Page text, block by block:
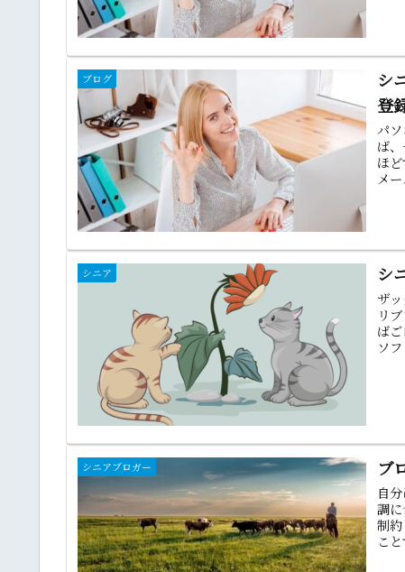
ブログ
シ
登
パ
ば
ほ
メ
シニア シ
ザ
リ
ば
ソ
シニアブロガー ブ
自
調
制
こ